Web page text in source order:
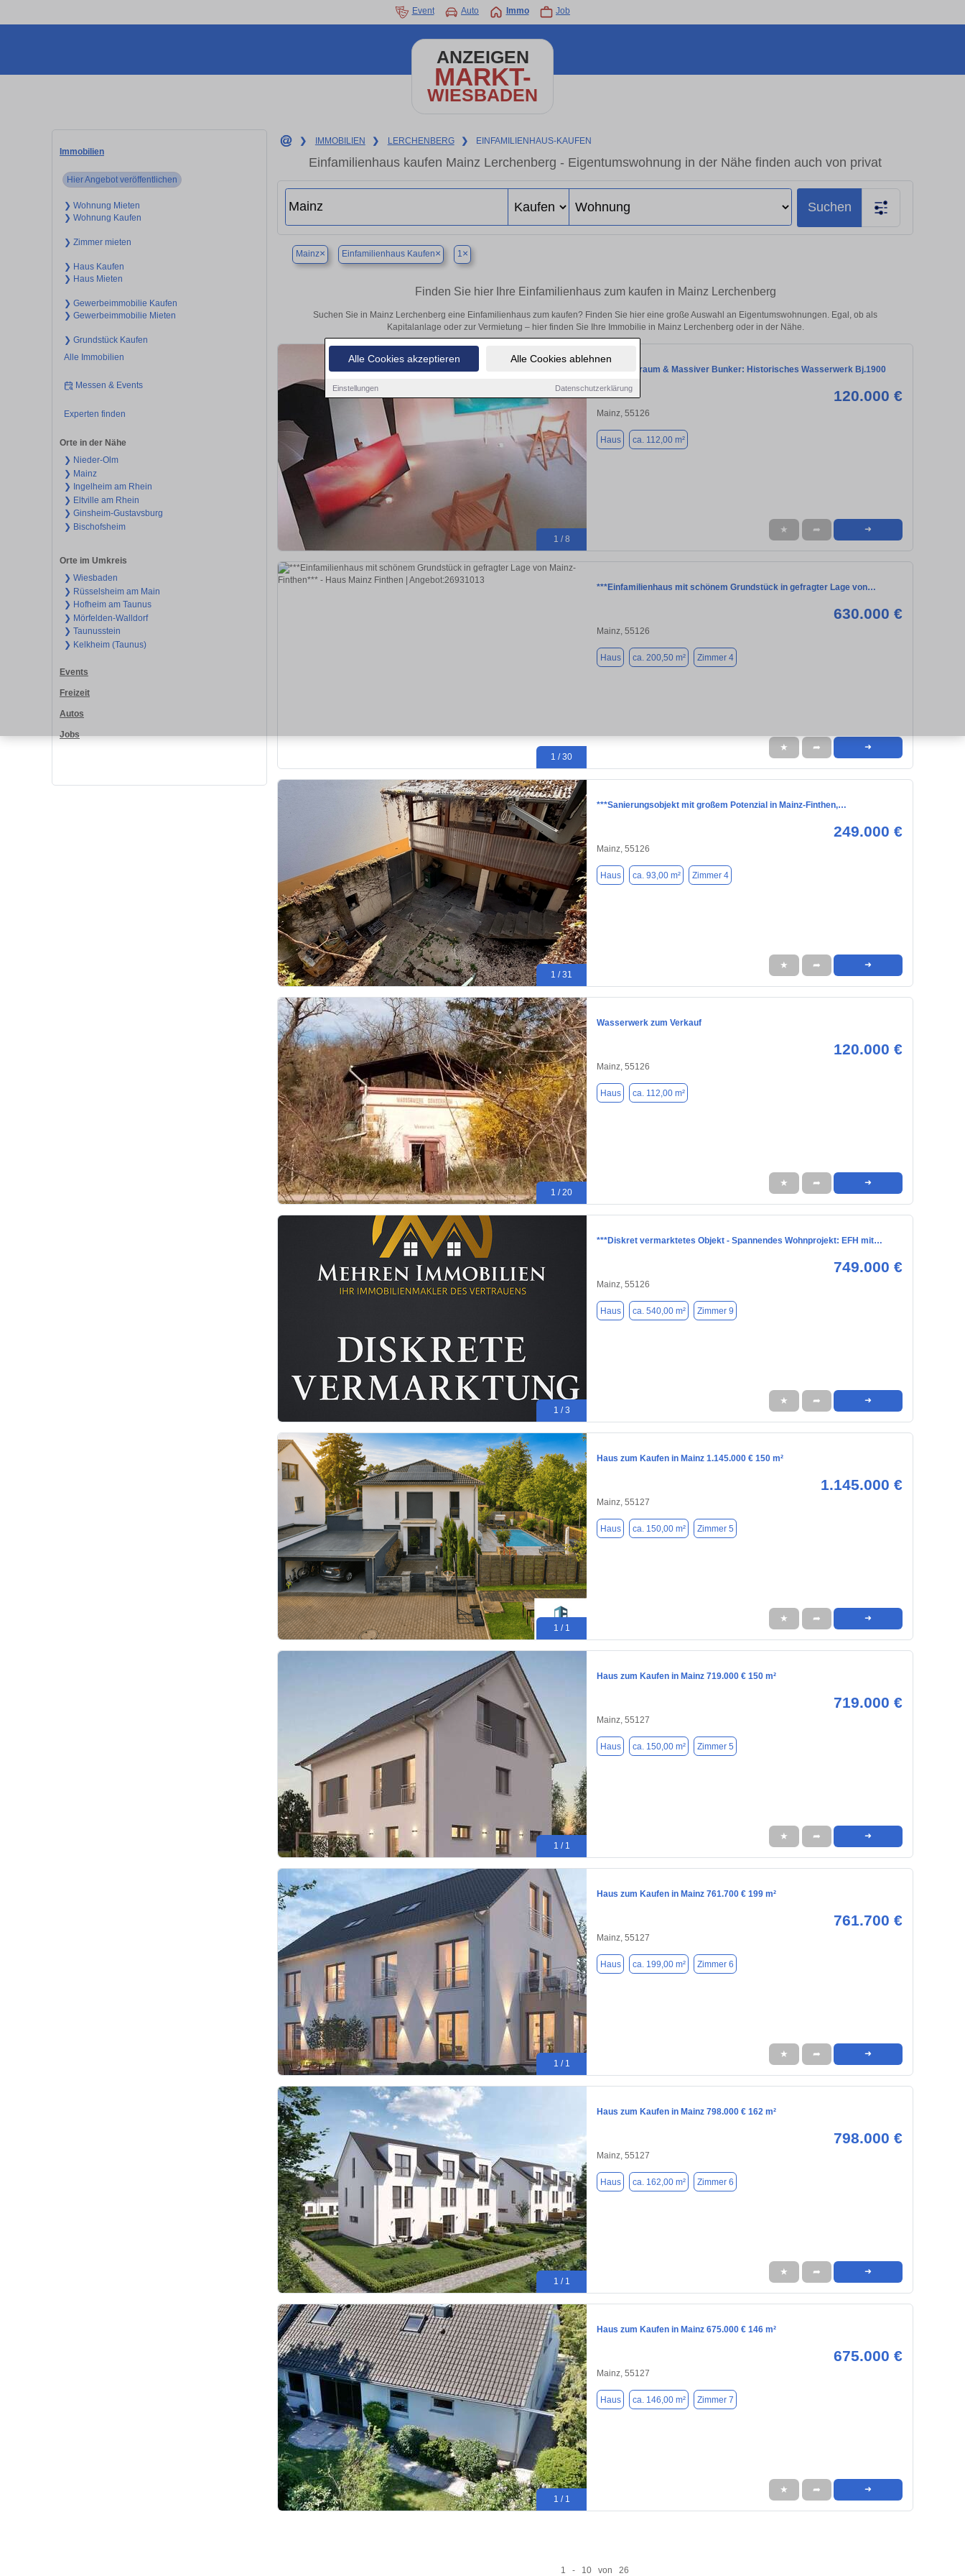
Alle Cookies akzeptieren Alle Cookies ablehnen
Einstellungen Datenschutzerklärung
Event Auto Immo Job
ANZEIGEN
MARKT-
WIESBADEN
Immobilien
Hier Angebot veröffentlichen
❯ Wohnung Mieten
❯ Wohnung Kaufen
❯ Zimmer mieten
❯ Haus Kaufen
❯ Haus Mieten
❯ Gewerbeimmobilie Kaufen
❯ Gewerbeimmobilie Mieten
❯ Grundstück Kaufen
Alle Immobilien
Messen & Events
Experten finden
Orte in der Nähe
❯ Nieder-Olm
❯ Mainz
❯ Ingelheim am Rhein
❯ Eltville am Rhein
❯ Ginsheim-Gustavsburg
❯ Bischofsheim
Orte im Umkreis
❯ Wiesbaden
❯ Rüsselsheim am Main
❯ Hofheim am Taunus
❯ Mörfelden-Walldorf
❯ Taunusstein
❯ Kelkheim (Taunus)
Events
Freizeit
Autos
Jobs
❯ IMMOBILIEN ❯ LERCHENBERG ❯ EINFAMILIENHAUS-KAUFEN
Einfamilienhaus kaufen Mainz Lerchenberg - Eigentumswohnung in der Nähe finden auch von privat
Suchen
Mainz× Einfamilienhaus Kaufen× 1×
Finden Sie hier Ihre Einfamilienhaus zum kaufen in Mainz Lerchenberg
Suchen Sie in Mainz Lerchenberg eine Einfamilienhaus zum kaufen? Finden Sie hier eine große Auswahl an Eigentumswohnungen. Egal, ob als
Kapitalanlage oder zur Vermietung – hier finden Sie Ihre Immobilie in Mainz Lerchenberg oder in der Nähe.
1 / 8
Autarkie-Traum & Massiver Bunker: Historisches Wasserwerk Bj.1900
120.000 €
Mainz, 55126
Haus ca. 112,00 m²
★ ➦ ➜
1 / 30
***Einfamilienhaus mit schönem Grundstück in gefragter Lage von…
630.000 €
Mainz, 55126
Haus ca. 200,50 m² Zimmer 4
★ ➦ ➜
1 / 31
***Sanierungsobjekt mit großem Potenzial in Mainz-Finthen,…
249.000 €
Mainz, 55126
Haus ca. 93,00 m² Zimmer 4
★ ➦ ➜
1 / 20
Wasserwerk zum Verkauf
120.000 €
Mainz, 55126
Haus ca. 112,00 m²
★ ➦ ➜
1 / 3
***Diskret vermarktetes Objekt - Spannendes Wohnprojekt: EFH mit…
749.000 €
Mainz, 55126
Haus ca. 540,00 m² Zimmer 9
★ ➦ ➜
1 / 1
Haus zum Kaufen in Mainz 1.145.000 € 150 m²
1.145.000 €
Mainz, 55127
Haus ca. 150,00 m² Zimmer 5
★ ➦ ➜
1 / 1
Haus zum Kaufen in Mainz 719.000 € 150 m²
719.000 €
Mainz, 55127
Haus ca. 150,00 m² Zimmer 5
★ ➦ ➜
1 / 1
Haus zum Kaufen in Mainz 761.700 € 199 m²
761.700 €
Mainz, 55127
Haus ca. 199,00 m² Zimmer 6
★ ➦ ➜
1 / 1
Haus zum Kaufen in Mainz 798.000 € 162 m²
798.000 €
Mainz, 55127
Haus ca. 162,00 m² Zimmer 6
★ ➦ ➜
1 / 1
Haus zum Kaufen in Mainz 675.000 € 146 m²
675.000 €
Mainz, 55127
Haus ca. 146,00 m² Zimmer 7
★ ➦ ➜
1 - 10 von 26